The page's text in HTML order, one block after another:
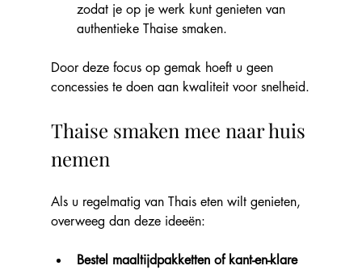
zodat je op je werk kunt genieten van
authentieke Thaise smaken.
Door deze focus op gemak hoeft u geen
concessies te doen aan kwaliteit voor snelheid.
Thaise smaken mee naar huis
nemen
Als u regelmatig van Thais eten wilt genieten,
overweeg dan deze ideeën:
Bestel maaltijdpakketten of kant-en-klare